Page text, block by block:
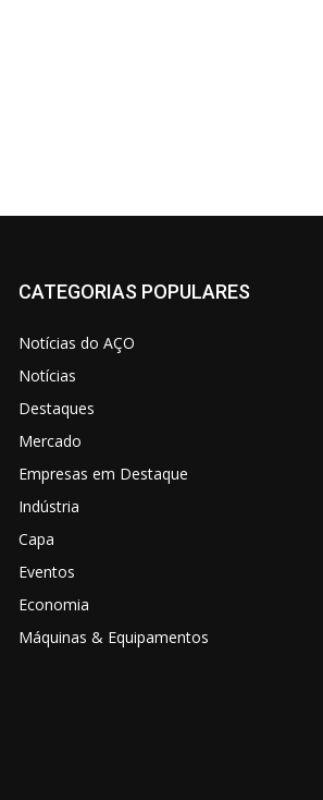
CATEGORIAS POPULARES
Notícias do AÇO
Notícias
Destaques
Mercado
Empresas em Destaque
Indústria
Capa
Eventos
Economia
Máquinas & Equipamentos